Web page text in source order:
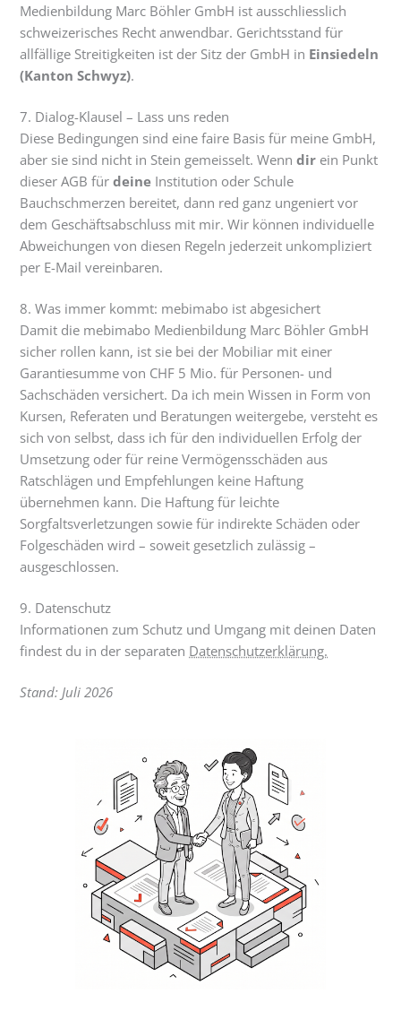
Medienbildung Marc Böhler GmbH ist ausschliesslich
schweizerisches Recht anwendbar. Gerichtsstand für
allfällige Streitigkeiten ist der Sitz der GmbH in Einsiedeln
(Kanton Schwyz).
7. Dialog-Klausel – Lass uns reden
Diese Bedingungen sind eine faire Basis für meine GmbH,
aber sie sind nicht in Stein gemeisselt. Wenndir ein Punkt
dieser AGB fürdeine Institution oder Schule
Bauchschmerzen bereitet, dann red ganz ungeniert vor
dem Geschäftsabschluss mit mir. Wir können individuelle
Abweichungen von diesen Regeln jederzeit unkompliziert
per E-Mail vereinbaren.
8. Was immer kommt: mebimabo ist abgesichert
Damit die mebimabo Medienbildung Marc Böhler GmbH
sicher rollen kann, ist sie bei der Mobiliar mit einer
Garantiesumme von CHF 5 Mio. für Personen- und
Sachschäden versichert. Da ich mein Wissen in Form von
Kursen, Referaten und Beratungen weitergebe, versteht es
sich von selbst, dass ich für den individuellen Erfolg der
Umsetzung oder für reine Vermögensschäden aus
Ratschlägen und Empfehlungen keine Haftung
übernehmen kann. Die Haftung für leichte
Sorgfaltsverletzungen sowie für indirekte Schäden oder
Folgeschäden wird – soweit gesetzlich zulässig –
ausgeschlossen.
9. Datenschutz
Informationen zum Schutz und Umgang mit deinen Daten
findest du in der separaten Datenschutzerklärung.
Stand: Juli 2026